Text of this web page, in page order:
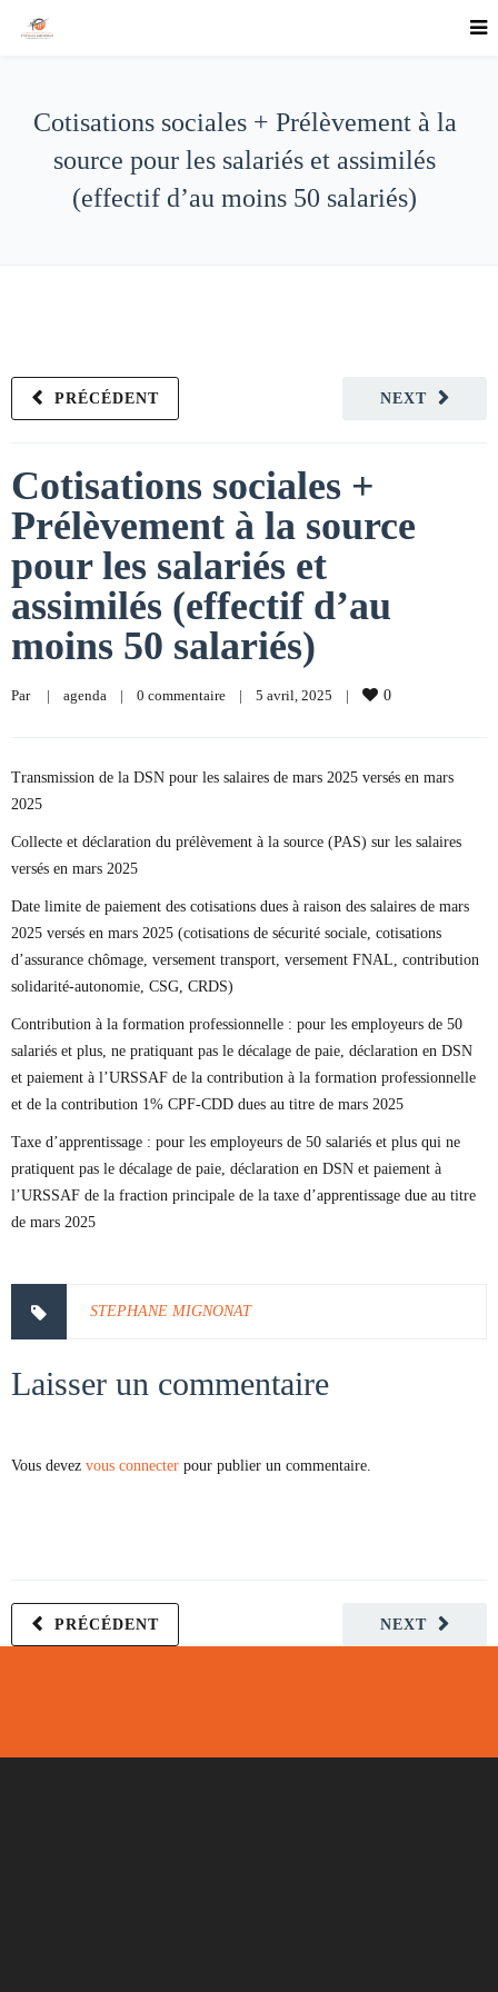
Cotisations sociales + Prélèvement à la
source pour les salariés et assimilés
(effectif d’au moins 50 salariés)
NEXT
PRÉCÉDENT
Cotisations sociales +
Prélèvement à la source
pour les salariés et
assimilés (effectif d’au
moins 50 salariés)
Par | agenda | 0 commentaire | 5 avril, 2025 | 0
Transmission de la DSN pour les salaires de mars 2025 versés en mars
2025
Collecte et déclaration du prélèvement à la source (PAS) sur les salaires
versés en mars 2025
Date limite de paiement des cotisations dues à raison des salaires de mars
2025 versés en mars 2025 (cotisations de sécurité sociale, cotisations
d’assurance chômage, versement transport, versement FNAL, contribution
solidarité-autonomie, CSG, CRDS)
Contribution à la formation professionnelle : pour les employeurs de 50
salariés et plus, ne pratiquant pas le décalage de paie, déclaration en DSN
et paiement à l’URSSAF de la contribution à la formation professionnelle
et de la contribution 1% CPF-CDD dues au titre de mars 2025
Taxe d’apprentissage : pour les employeurs de 50 salariés et plus qui ne
pratiquent pas le décalage de paie, déclaration en DSN et paiement à
l’URSSAF de la fraction principale de la taxe d’apprentissage due au titre
de mars 2025
STEPHANE MIGNONAT
Laisser un commentaire
Vous devez vous connecter pour publier un commentaire.
NEXT
PRÉCÉDENT